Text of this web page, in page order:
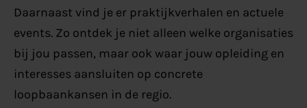
Daarnaast vind je er praktijkverhalen en actuele
events. Zo ontdek je niet alleen welke organisaties
bij jou passen, maar ook waar jouw opleiding en
interesses aansluiten op concrete
loopbaankansen in de regio.